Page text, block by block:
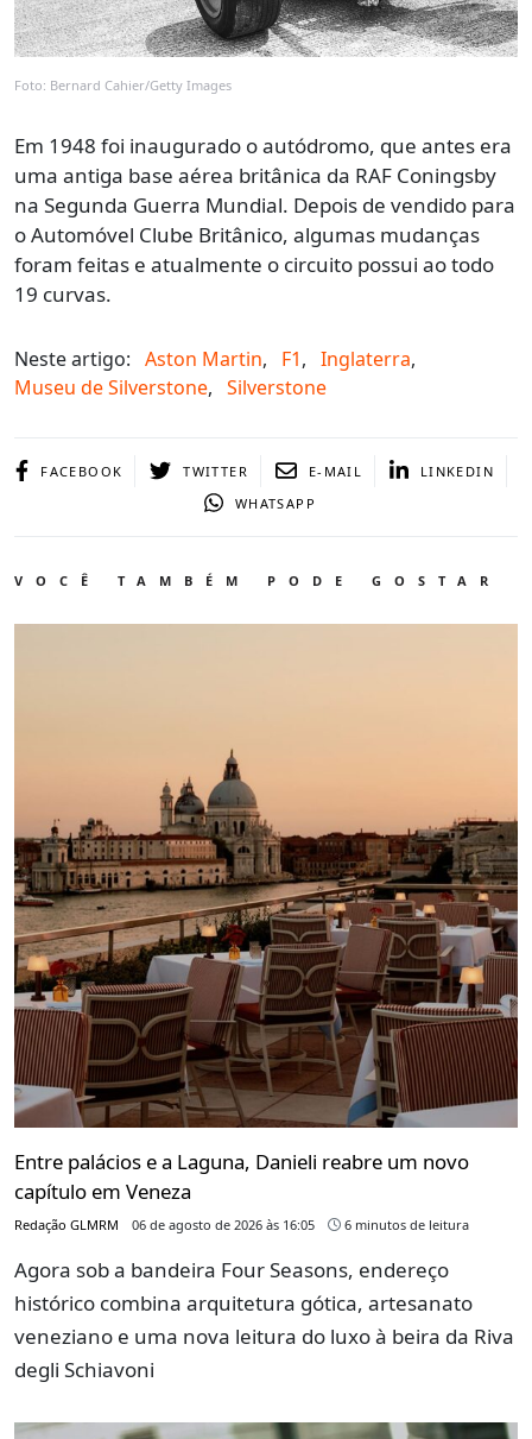
Foto: Bernard Cahier/Getty Images
Em 1948 foi inaugurado o autódromo, que antes era
uma antiga base aérea britânica da RAF Coningsby
na Segunda Guerra Mundial. Depois de vendido para
o Automóvel Clube Britânico, algumas mudanças
foram feitas e atualmente o circuito possui ao todo
19 curvas.
Neste artigo: Aston Martin, F1, Inglaterra,
Museu de Silverstone, Silverstone
FACEBOOK TWITTER E-MAIL
LINKEDIN
WHATSAPP
VOCÊ TAMBÉM PODE GOSTAR
Entre palácios e a Laguna, Danieli reabre um novo
capítulo em Veneza
Redação GLMRM 06 de agosto de 2026 às 16:05 6 minutos de leitura
Agora sob a bandeira Four Seasons, endereço
histórico combina arquitetura gótica, artesanato
veneziano e uma nova leitura do luxo à beira da Riva
degli Schiavoni